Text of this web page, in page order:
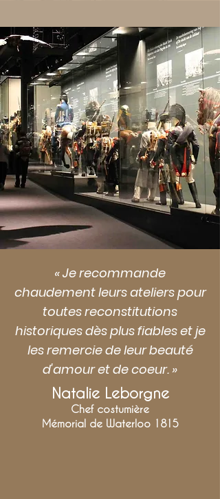
« Je recommande
chaudement leurs ateliers pour
toutes reconstitutions
historiques dès plus fiables et je
les remercie de leur beauté
d'amour et de coeur. »
Natalie Leborgne
Chef costumière
Mémorial de Waterloo 1815